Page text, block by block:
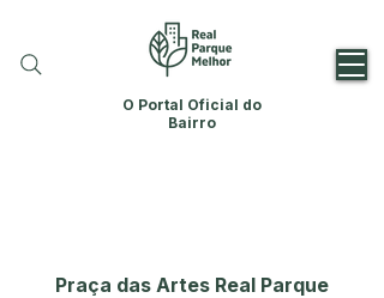
O Portal Oficial do
Bairro
Praça das Artes Real Parque